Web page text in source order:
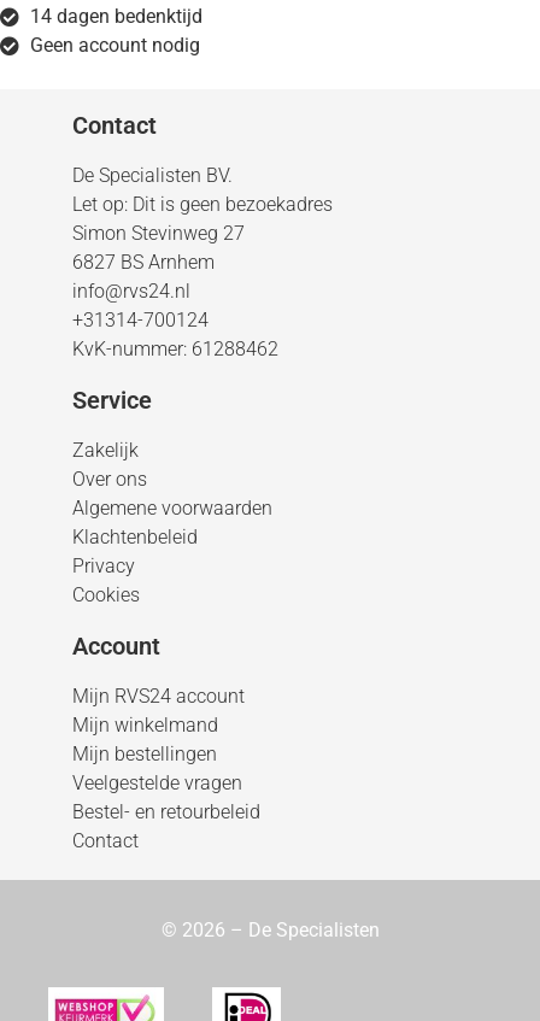
14 dagen bedenktijd
Geen account nodig
Contact
De Specialisten BV.
Let op: Dit is geen bezoekadres
Simon Stevinweg 27
6827 BS Arnhem
info@rvs24.nl
+31314-700124
KvK-nummer: 61288462
Service
Zakelijk
Over ons
Algemene voorwaarden
Klachtenbeleid
Privacy
Cookies
Account
Mijn RVS24 account
Mijn winkelmand
Mijn bestellingen
Veelgestelde vragen
Bestel- en retourbeleid
Contact
© 2026 – De Specialisten